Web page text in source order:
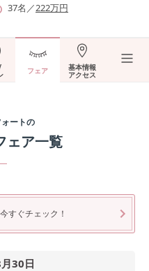
37名 ／222万円
フェア 基本情報
アクセス
ートの
ェア一覧
すぐチェック！
30日